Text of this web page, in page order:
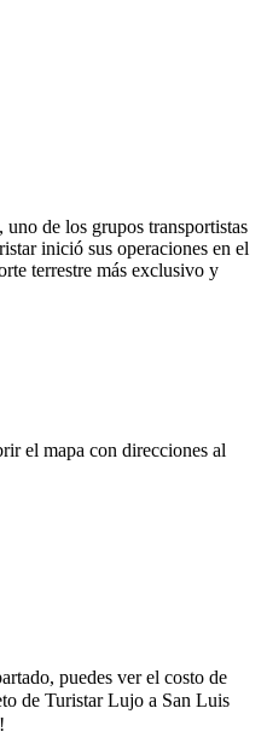
de los grupos transportistas
inició sus operaciones en el
terrestre más exclusivo y
el mapa con direcciones al
puedes ver el costo de
de Turistar Lujo a San Luis